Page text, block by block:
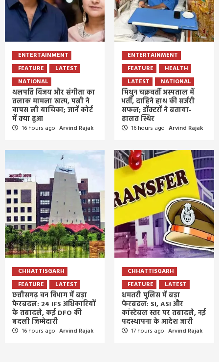
ENTERTAINMENT
FEATURE
LATEST
NATIONAL
थलपति विजय और संगीता का
तलाक मामला खत्म, पत्नी ने
वापस ली याचिका; जानें कोर्ट
में क्या हुआ
16 hours ago Arvind Rajak
ENTERTAINMENT
FEATURE
HEALTH
LATEST
NATIONAL
मिथुन चक्रवर्ती अस्पताल में
भर्ती, दाहिने हाथ की सर्जरी
सफल; डॉक्टरों ने बताया-
हालत स्थिर
16 hours ago Arvind Rajak
CHHATTISGARH
FEATURE
LATEST
छत्तीसगढ़ वन विभाग में बड़ा
फेरबदल: 24 IFS अधिकारियों
के तबादले, कई DFO की
बदली जिम्मेदारी
16 hours ago Arvind Rajak
CHHATTISGARH
FEATURE
LATEST
धमतरी पुलिस में बड़ा
फेरबदल: SI, ASI और
कांस्टेबल स्तर पर तबादले, नई
पदस्थापना के आदेश जारी
17 hours ago Arvind Rajak